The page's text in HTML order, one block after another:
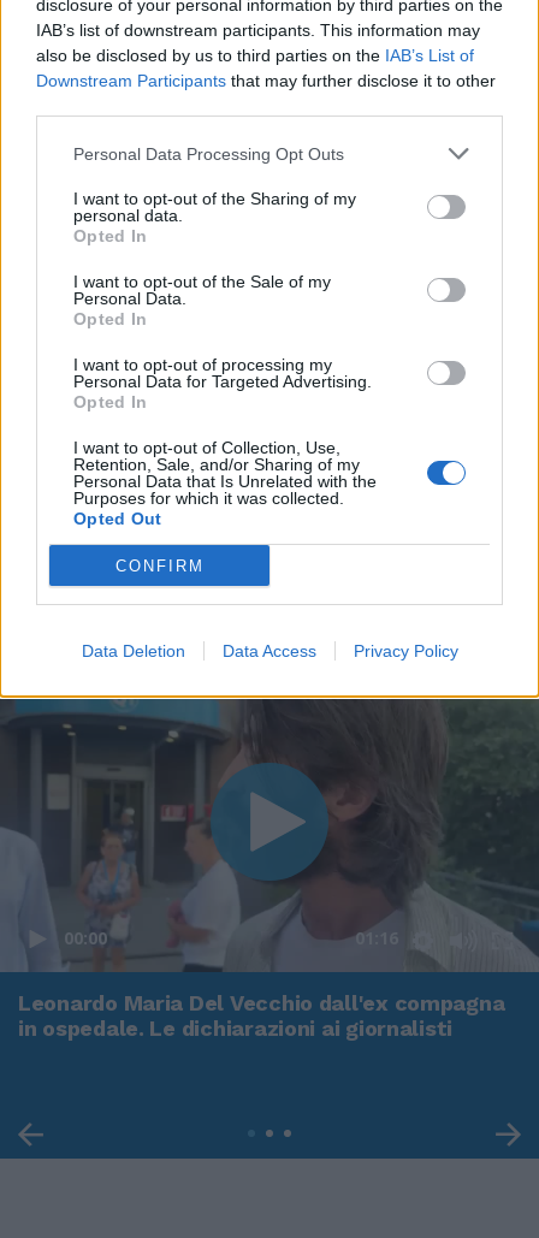
disclosure of your personal information by third parties on the
IAB’s list of downstream participants. This information may
also be disclosed by us to third parties on the IAB’s List of
Downstream Participants that may further disclose it to other
Personal Data Processing Opt Outs
I want to opt-out of the Sharing of my
personal data.
Opted In
I want to opt-out of the Sale of my
Personal Data.
Opted In
I want to opt-out of processing my
Personal Data for Targeted Advertising.
Opted In
I want to opt-out of Collection, Use,
Retention, Sale, and/or Sharing of my
Personal Data that Is Unrelated with the
Purposes for which it was collected.
Opted Out
CONFIRM
Data Deletion Data Access Privacy Policy
00:00 01:16
Leonardo Maria Del Vecchio dall'ex compagna
in ospedale. Le dichiarazioni ai giornalisti